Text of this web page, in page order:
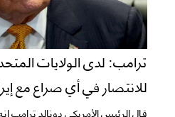
ترامب: لدى الولايات
للانتصار في أي صراع مع
قال الرئيس الأمريكي دونالد ترامب